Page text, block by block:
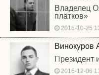
Владелец
платков»
2016-10-25
Винокуров
Президент
2016-12-06